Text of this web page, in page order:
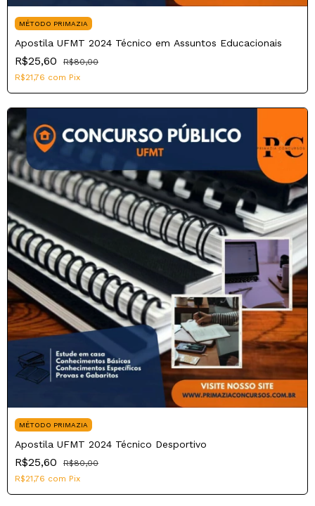
MÉTODO PRIMAZIA
Apostila UFMT 2024 Técnico em Assuntos Educacionais
R$25,60
R$80,00
R$21,76 com Pix
MÉTODO PRIMAZIA
Apostila UFMT 2024 Técnico Desportivo
R$25,60
R$80,00
R$21,76 com Pix